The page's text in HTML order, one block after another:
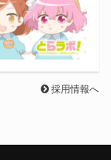
採用情報へ